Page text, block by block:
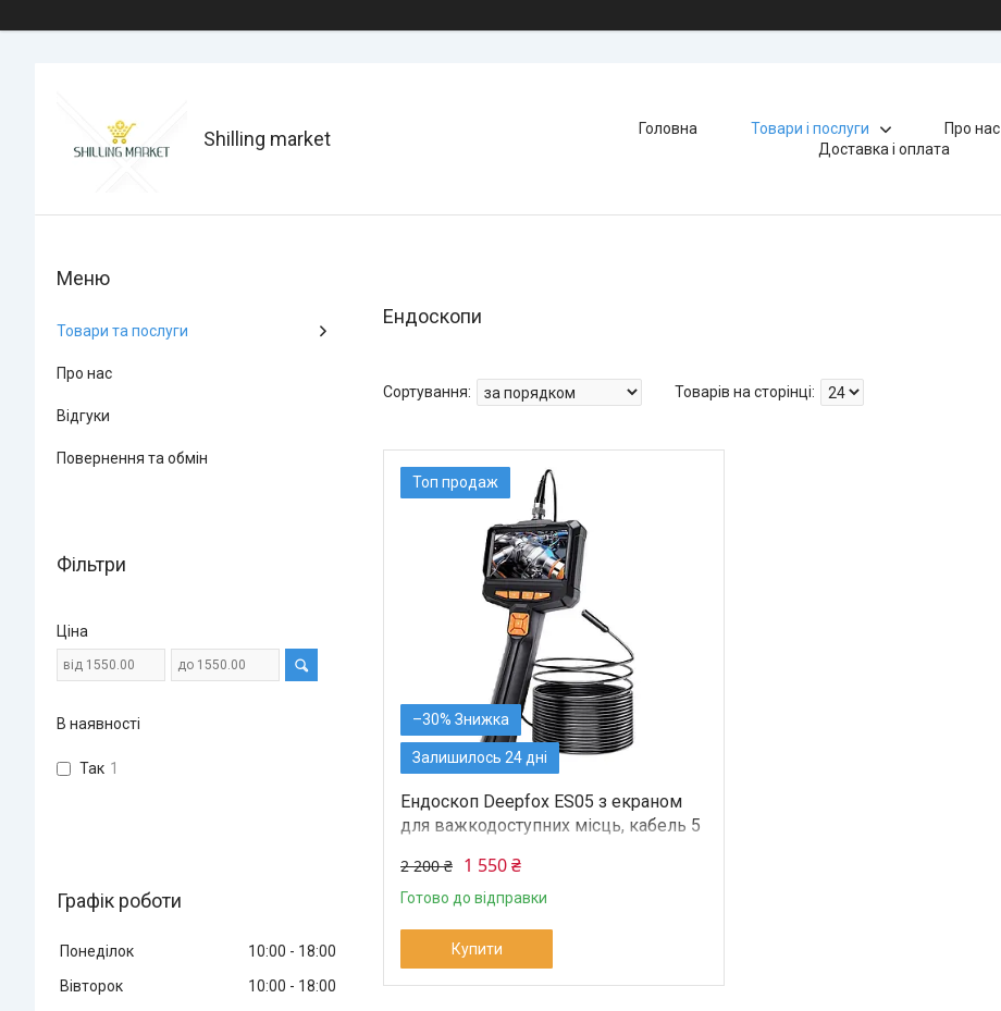
Shilling market Головна Товари і послуги Про нас
Доставка і оплата
Ендоскопи
Топ продаж
–30%
Залишилось 24 дні
Ендоскоп Deepfox ES05 з екраном
для важкодоступних місць, кабель 5
2 200 ₴ 1 550 ₴
Готово до відправки
Купити
Товари та послуги
Про нас
Відгуки
Повернення та обмін
Фільтри
Ціна
В наявності
Так 1
Графік роботи
Понеділок 10:00
18:00
Вівторок
10:00
18:00